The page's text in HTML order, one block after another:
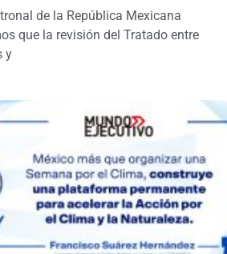
de la República Mexicana
que la revisión del Tratado entre
y